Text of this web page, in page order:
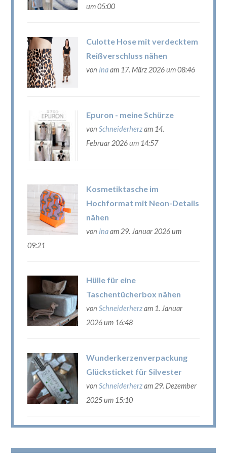
um 05:00
Culotte Hose mit verdecktem
Reißverschluss nähen
von Inaam 17. März 2026 um 08:46
Epuron - meine Schürze
von Schneiderherzam 14.
Februar 2026 um 14:57
Kosmetiktasche im
Hochformat mit Neon-Details
nähen
von Inaam 29. Januar 2026 um
09:21
Hülle für eine
Taschentücherbox nähen
von Schneiderherzam 1. Januar
2026 um 16:48
Wunderkerzenverpackung
Glücksticket für Silvester
von Schneiderherzam 29. Dezember
2025 um 15:10